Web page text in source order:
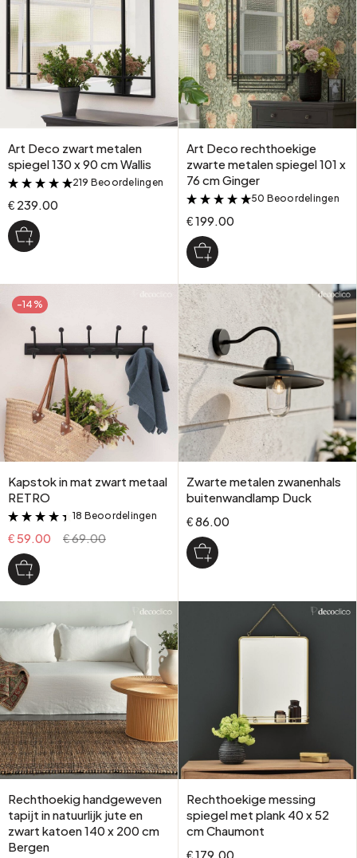
Art Deco zwart metalen
spiegel 130 x 90 cm Wallis
&
219 Beoordelingen
€ 239.00
Art Deco rechthoekige
zwarte metalen spiegel 101 x
76 cm Ginger
&
50 Beoordelingen
€ 199.00
-14%
Kapstok in mat zwart metaal
RETRO
&
18 Beoordelingen
€ 59.00 € 69.00
Zwarte metalen zwanenhals
buitenwandlamp Duck
€ 86.00
Rechthoekig handgeweven
tapijt in natuurlijk jute en
zwart katoen 140 x 200 cm
Bergen
Rechthoekige messing
spiegel met plank 40 x 52
cm Chaumont
€ 179.00